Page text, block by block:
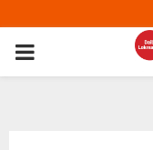
PRIMARY